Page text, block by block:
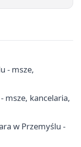
- msze,
msze, kancelaria,
w Przemyślu -